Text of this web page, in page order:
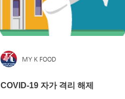
MY K FOOD
COVID-19 자가 격리 해제